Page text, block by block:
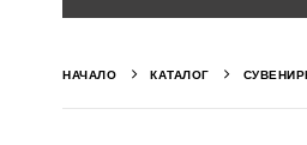
НАЧАЛО КАТАЛОГ